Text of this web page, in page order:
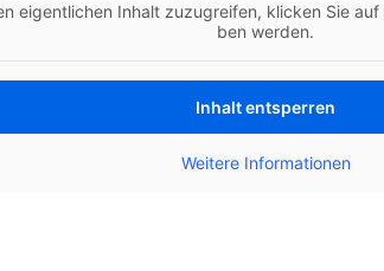
eigent­li­chen Inhalt zuzu­grei­fen, kli­cken Sie
ben werden.
Inhalt ent­sper­ren
Wei­te­re Infor­ma­tio­nen